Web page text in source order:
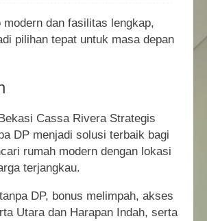
modern dan fasilitas lengkap,
pilihan tepat untuk masa depan
Cassa Rivera Strategis
DP menjadi solusi terbaik bagi
rumah modern dengan lokasi
terjangkau.
DP, bonus melimpah, akses
Utara dan Harapan Indah, serta